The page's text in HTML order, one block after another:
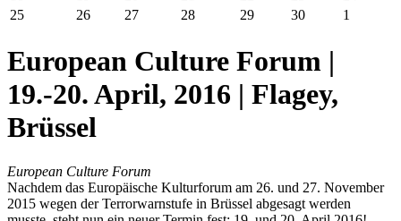
25
26 27 28 29 30 1
European Culture Forum |
19.-20. April, 2016 | Flagey,
Brüssel
European Culture Forum
Nachdem das Europäische Kulturforum am 26. und 27. November
2015 wegen der Terrorwarnstufe in Brüssel abgesagt werden